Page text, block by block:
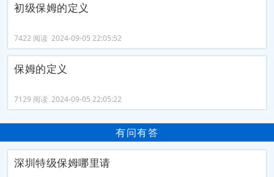
初级保姆的定义
7422 阅读 2024-09-05 22:05:52
保姆的定义
7129 阅读 2024-09-05 22:05:22
有问有答
深圳特级保姆哪里请